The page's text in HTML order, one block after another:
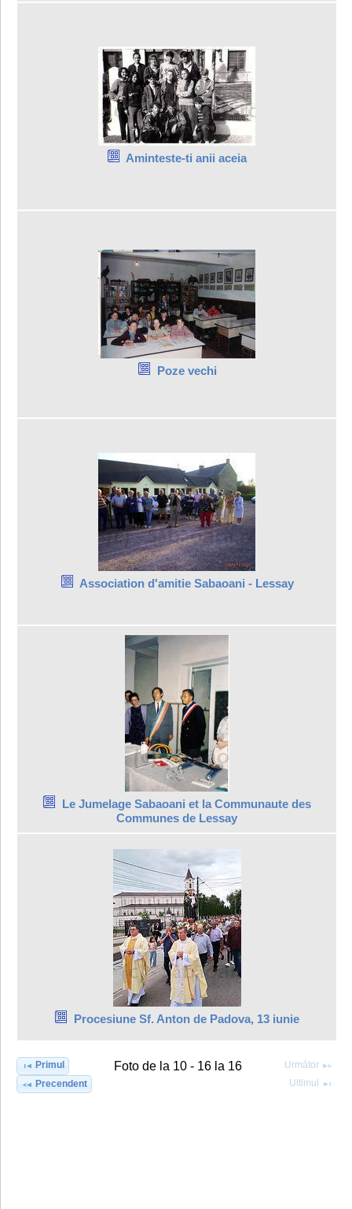
Aminteste-ti anii aceia
Poze vechi
Association d'amitie Sabaoani - Lessay
Le Jumelage Sabaoani et la Communaute des
Communes de Lessay
Procesiune Sf. Anton de Padova, 13 iunie
Primul
Precendent
Foto de la 10 - 16 la 16
Următor
Ultimul